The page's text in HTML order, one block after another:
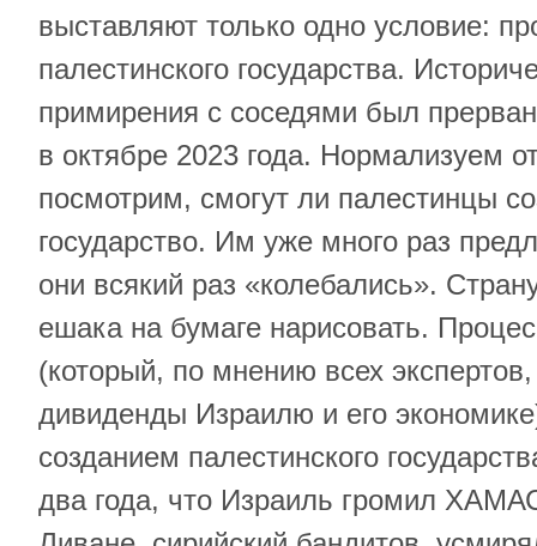
выставляют только одно условие:
палестинского государства.
примирения с соседями был
в октябре 2023 года. Нормализуем
посмотрим, смогут ли палестинцы
государство. Им уже много раз
они всякий раз «колебались».
ешака на бумаге нарисовать.
(который, по мнению всех
дивиденды Израилю и его
созданием палестинского
два года, что Израиль громил